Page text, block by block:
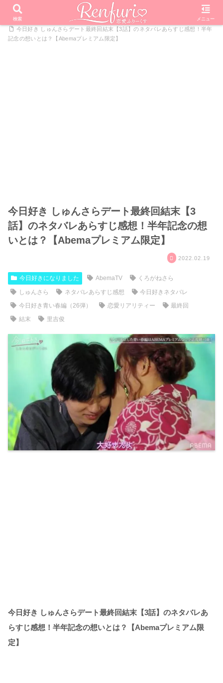
PR
ホーム 恋愛リアリティーショー
今日好きになりました
今日好き しゅんさらデート最終回結末【3話】のネタバレあらすじ感想！半年
記念の想いとは？【Abemaプレミアム限定】
今日好き しゅんさらデート最終回結末【3
話】のネタバレあらすじ感想！半年記念の想
いとは？【Abemaプレミアム限定】
2022.02.19
今日好きになりました AbemaTV
くろがねさら
しゅんさら
ネタバレあらすじ感想
今日好きネタバレ
今日好き青い春編（26弾）
恋愛リアリティー
最終回
結末
里吉俊
今日好き しゅんさらデート最終回結末【3話】のネタバレあ
らすじ感想！半年記念の想いとは？【Abemaプレミアム限
定】
検索 メニュー